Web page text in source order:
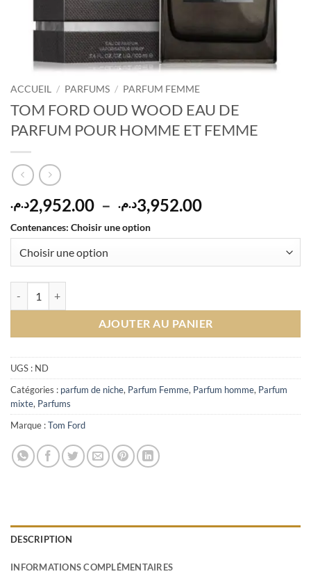
ACCUEIL / PARFUMS / PARFUM FEMME
TOM FORD OUD WOOD EAU DE
PARFUM POUR HOMME ET FEMME
2,952.00د.م. – 3,952.00د.م.
Plage
prix :
à
Contenances: Choisir une option
AJOUTER AU PANIER
UGS : ND
Catégories : parfum de niche, Parfum Femme, Parfum homme, Parfum
mixte, Parfums
Marque :Tom Ford
DESCRIPTION
INFORMATIONS COMPLÉMENTAIRES